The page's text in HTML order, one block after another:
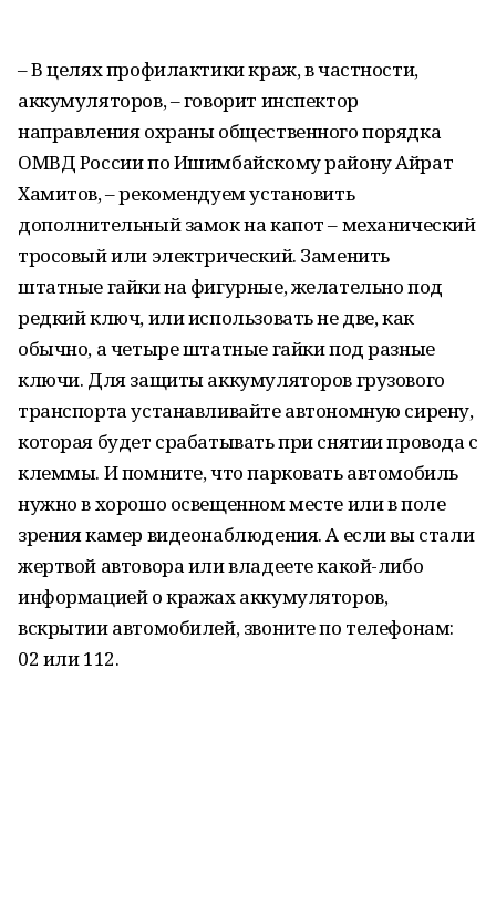
– В целях профилактики краж, в частности,
аккумуляторов, – говорит инспектор
направления охраны общественного порядка
ОМВД России по Ишимбайскому району Айрат
Хамитов, – рекомендуем установить
дополнительный замок на капот – механический
тросовый или электрический. Заменить
штатные гайки на фигурные, желательно под
редкий ключ, или использовать не две, как
обычно, а четыре штатные гайки под разные
ключи. Для защиты аккумуляторов грузового
транспорта устанавливайте автономную сирену,
которая будет срабатывать при снятии провода с
клеммы. И помните, что парковать автомобиль
нужно в хорошо освещенном месте или в поле
зрения камер видеонаблюдения. А если вы стали
жертвой автовора или владеете какой-либо
информацией о кражах аккумуляторов,
вскрытии автомобилей, звоните по телефонам:
02 или 112.